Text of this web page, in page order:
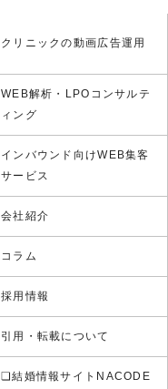
クリニックの動画広告運用
WEB解析・LPOコンサルテ
ィング
インバウンド向けWEB集客
サービス
会社紹介
コラム
採用情報
引用・転載について
❏結婚情報サイトNACODE